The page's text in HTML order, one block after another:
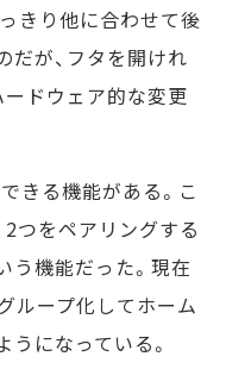
きり他に合わせて後
が、フタを開けれ
ードウェア的な変更
きる機能がある。こ
つをペアリングする
う機能だった。現在
ループ化してホーム
になっている。